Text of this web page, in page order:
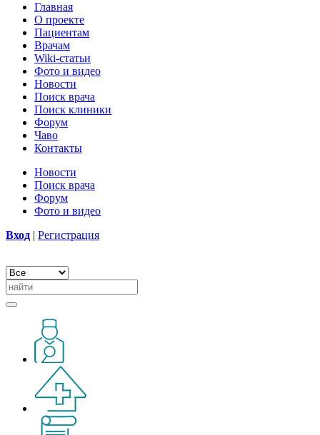
Главная
О проекте
Пациентам
Врачам
Wiki-статьи
Фото и видео
Новости
Поиск врача
Поиск клиники
Форум
Чаво
Контакты
Новости
Поиск врача
Форум
Фото и видео
Вход | Регистрация